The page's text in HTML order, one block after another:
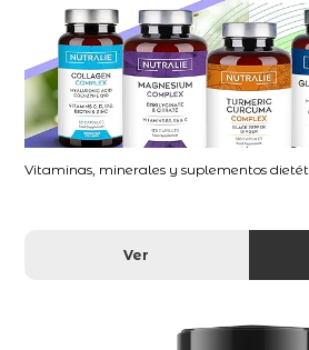
Vitaminas, minerales y suplementos
Ver